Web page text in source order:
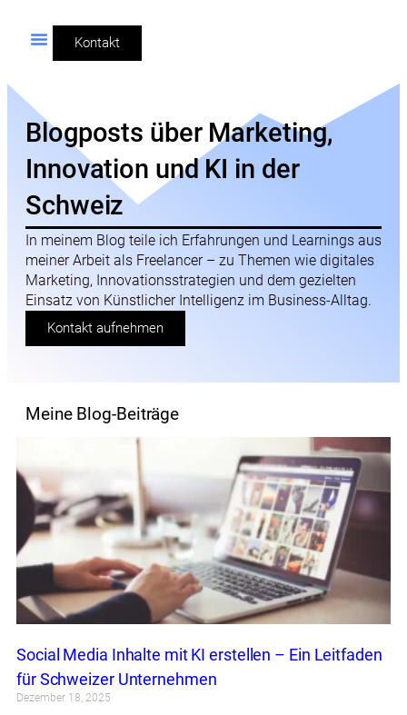
Kontakt
Blogposts über Marketing,
Innovation und KI in der
Schweiz
In meinem Blog teile ich Erfahrungen und Learnings aus
meiner Arbeit als Freelancer – zu Themen wie digitales
Marketing, Innovationsstrategien und dem gezielten
Einsatz von Künstlicher Intelligenz im Business-Alltag.
Kontakt aufnehmen
Meine Blog-Beiträge
Social Media Inhalte mit KI erstellen – Ein Leitfaden
für Schweizer Unternehmen
Dezember 18, 2025